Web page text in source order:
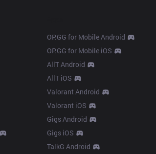
OP.GG for Mobile Android
OP.GG for Mobile iOS
AllT Android
AllT iOS
Valorant Android
Valorant iOS
Gigs Android
Gigs iOS
TalkG Android